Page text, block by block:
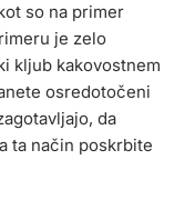
so na primer
je zelo
kljub kakovostnem
osredotočeni
da
ta način poskrbite